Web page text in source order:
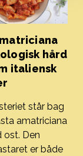
hård
italiensk
står bag
amatriciana
ost. Den
er både